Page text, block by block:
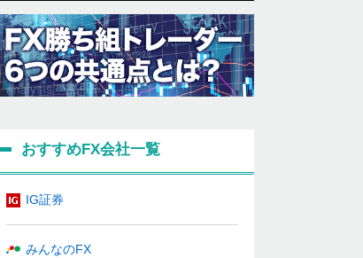
おすすめFX会社一覧
IG証券
みんなのFX